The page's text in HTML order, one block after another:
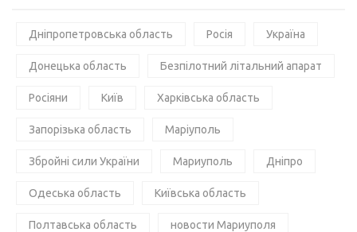
Дніпропетровська область Росія Україна
Донецька область Безпілотний літальний апарат
Росіяни Київ Харківська область
Запорізька область Маріуполь
Збройні сили України Мариуполь Дніпро
Одеська область Київська область
Полтавська область новости Мариуполя